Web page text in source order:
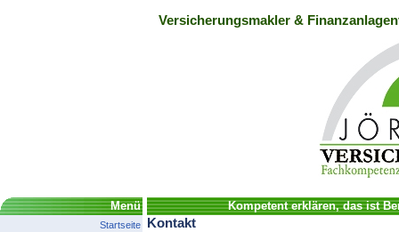
Versicherungsmakler &
Menü
Startseite
Kompetent erklären, das ist
Kontakt